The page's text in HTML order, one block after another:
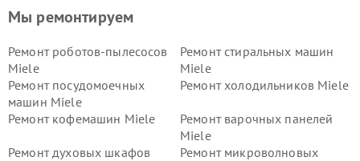
Мы ремонтируем
Ремонт роботов-пылесосов
Miele
Ремонт стиральных машин
Miele
Ремонт посудомоечных
машин Miele
Ремонт холодильников Miele
Ремонт кофемашин Miele
Ремонт варочных панелей
Miele
Ремонт духовых шкафов
Ремонт микроволновых